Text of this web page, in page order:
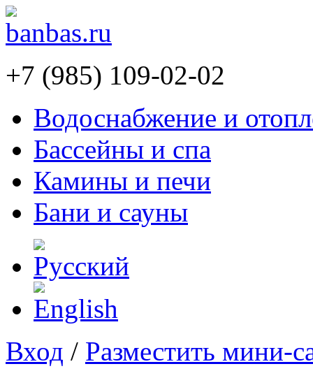
+7 (985) 109-02-02
Водоснабжение и
Бассейны и спа
Камины и печи
Бани и сауны
Вход / Разместить мини-